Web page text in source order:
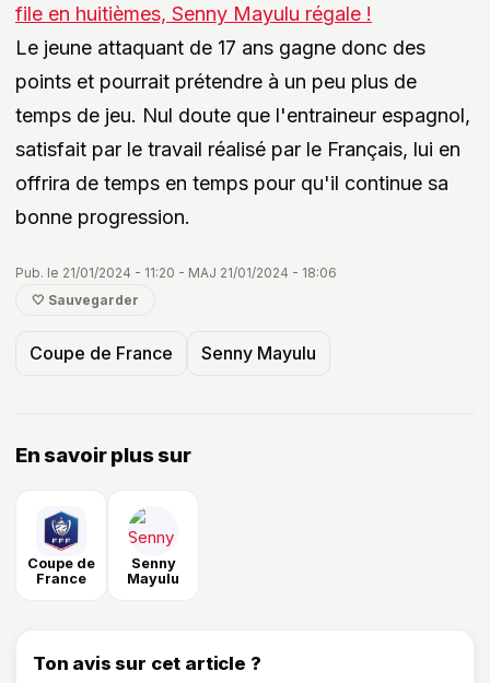
file en huitièmes, Senny Mayulu régale !
Le jeune attaquant de 17 ans gagne donc des
points et pourrait prétendre à un peu plus de
temps de jeu. Nul doute que l'entraineur espagnol,
satisfait par le travail réalisé par le Français, lui en
offrira de temps en temps pour qu'il continue sa
bonne progression.
Pub. le 21/01/2024 - 11:20 - MAJ 21/01/2024 - 18:06
🤍 Sauvegarder
Coupe de France Senny Mayulu
En savoir plus sur
Coupe de
France
Senny
Mayulu
Ton avis sur cet article ?